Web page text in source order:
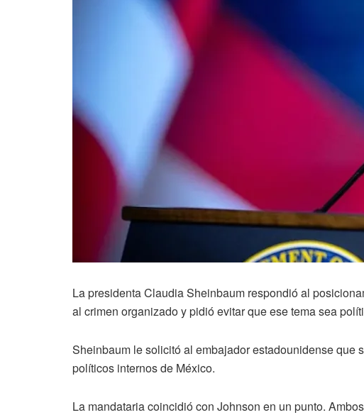
La presidenta Claudia Sheinbaum respondió al
al crimen organizado y pidió evitar que ese tema sea
Sheinbaum le solicitó al embajador estadounidense que
políticos internos de México.
La mandataria coincidió con Johnson en un punto.